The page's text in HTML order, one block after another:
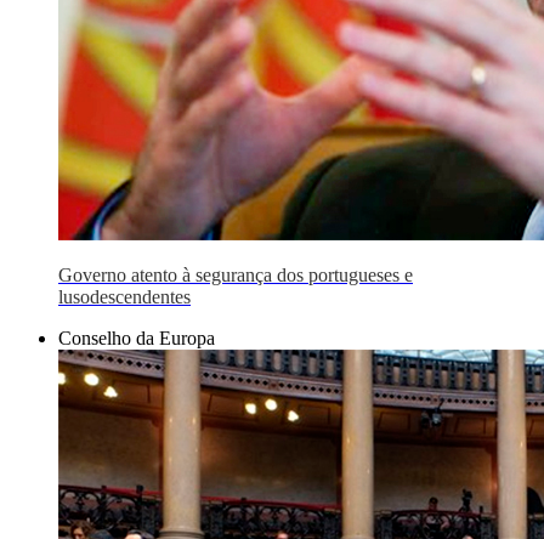
Governo atento à segurança dos portugueses e
lusodescendentes
Conselho da Europa